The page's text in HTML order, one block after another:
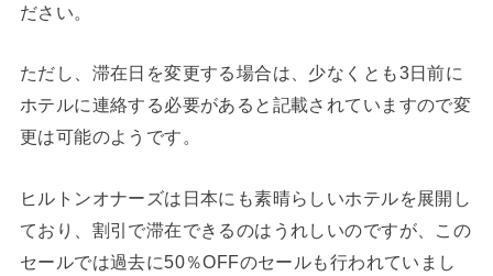
ださい。
ただし、滞在日を変更する場合は、少なくとも3日前に
ホテルに連絡する必要があると記載されていますので変
更は可能のようです。
ヒルトンオナーズは日本にも素晴らしいホテルを展開し
ており、割引で滞在できるのはうれしいのですが、この
セールでは過去に50％OFFのセールも行われていまし